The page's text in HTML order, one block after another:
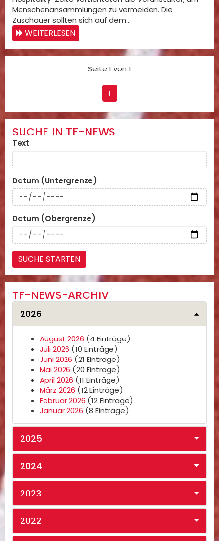
Menschenansammlungen zu vermeiden. Die
Zuschauer sollten sich auf dem…
WEITERLESEN
Seite 1 von 1
1
SUCHE IN TF-NEWS
Text
Datum (Untergrenze)
Datum (Obergrenze)
TF-NEWS-ARCHIV
2026
August 2026 (4 Einträge)
Juli 2026 (10 Einträge)
Juni 2026 (21 Einträge)
Mai 2026 (20 Einträge)
April 2026 (11 Einträge)
März 2026 (12 Einträge)
Februar 2026 (12 Einträge)
Januar 2026 (8 Einträge)
2025
2024
2023
2022